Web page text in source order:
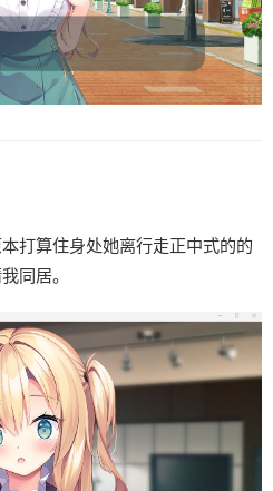
打算住身处她离行走正中式的的
同居。